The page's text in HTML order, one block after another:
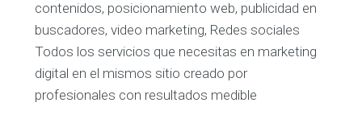
contenidos, posicionamiento web, publicidad en
buscadores, video marketing, Redes sociales
Todos los servicios que necesitas en marketing
digital en el mismos sitio creado por
profesionales con resultados medible